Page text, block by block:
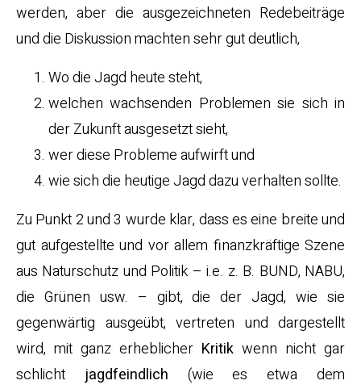
werden, aber die ausgezeichneten Redebeiträge
und die Diskussion machten sehr gut deutlich,
Wo die Jagd heute steht,
welchen wachsenden Problemen sie sich in
der Zukunft ausgesetzt sieht,
wer diese Probleme aufwirft und
wie sich die heutige Jagd dazu verhalten sollte.
Zu Punkt 2 und 3 wurde klar, dass es eine breite und
gut aufgestellte und vor allem finanzkräftige Szene
aus Naturschutz und Politik – i.e. z. B. BUND, NABU,
die Grünen usw. – gibt, die der Jagd, wie sie
gegenwärtig ausgeübt, vertreten und dargestellt
wird, mit ganz erheblicher Kritik wenn nicht gar
schlicht jagdfeindlich (wie es etwa dem